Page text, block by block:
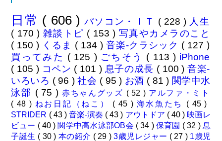
日常 ( 606 )パソコン・ＩＴ ( 228 ) 人生
( 170 ) 雑談トピ ( 153 ) 写真やカメラのこと
( 150 ) くるま ( 134 ) 音楽-クラシック ( 127 )
買ってみた ( 125 ) ごちそう ( 113 ) iPhone
( 105 ) コペン ( 101 ) 息子の成長 ( 100 )音楽-
いろいろ ( 96 )社会 ( 95 ) お酒 ( 81 ) 関学中水
泳部 ( 75 ) 赤ちゃんグッズ ( 52 ) アルファ・ミト
( 48 ) ねお日記（ねこ） ( 45 ) 海水魚たち ( 45 )
STRIDER ( 43 ) 音楽-演奏 ( 43 ) アウトドア ( 40 ) 映画レ
ビュー ( 40 ) 関学中高水泳部OB会 ( 34 ) 保育園 ( 32 ) 息
子誕生 ( 30 ) 本の紹介 ( 29 )3歳児レジャー ( 27 ) 1歳児